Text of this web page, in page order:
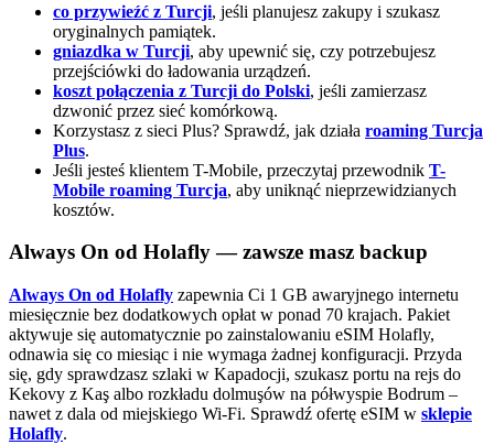
co przywieźć z Turcji, jeśli planujesz zakupy i szukasz
oryginalnych pamiątek.
gniazdka w Turcji, aby upewnić się, czy potrzebujesz
przejściówki do ładowania urządzeń.
koszt połączenia z Turcji do Polski, jeśli zamierzasz
dzwonić przez sieć komórkową.
Korzystasz z sieci Plus? Sprawdź, jak działa roaming Turcja
Plus.
Jeśli jesteś klientem T-Mobile, przeczytaj przewodnik T-
Mobile roaming Turcja, aby uniknąć nieprzewidzianych
kosztów.
Always On od Holafly — zawsze masz backup
Always On od Holafly zapewnia Ci 1 GB awaryjnego internetu
miesięcznie bez dodatkowych opłat w ponad 70 krajach. Pakiet
aktywuje się automatycznie po zainstalowaniu eSIM Holafly,
odnawia się co miesiąc i nie wymaga żadnej konfiguracji. Przyda
się, gdy sprawdzasz szlaki w Kapadocji, szukasz portu na rejs do
Kekovy z Kaş albo rozkładu dolmuşów na półwyspie Bodrum –
nawet z dala od miejskiego Wi-Fi. Sprawdź ofertę eSIM w sklepie
Holafly.